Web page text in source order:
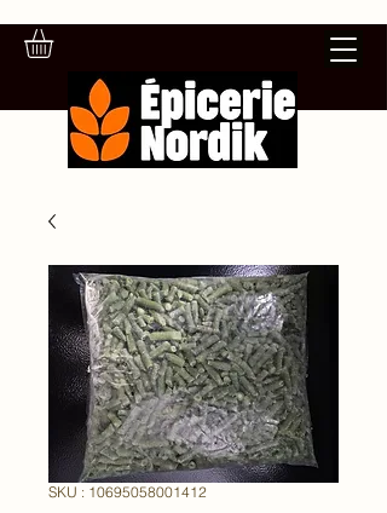
SKU : 10695058001412